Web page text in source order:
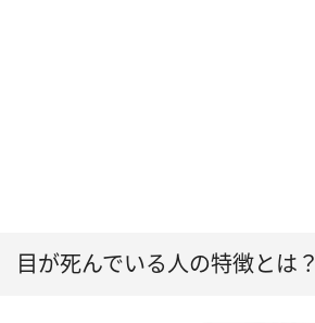
目が死んでいる人の特徴とは？